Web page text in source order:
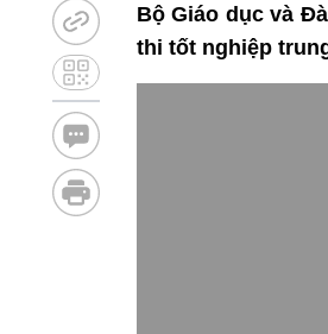
Bộ Giáo dục và
thi tốt nghiệp